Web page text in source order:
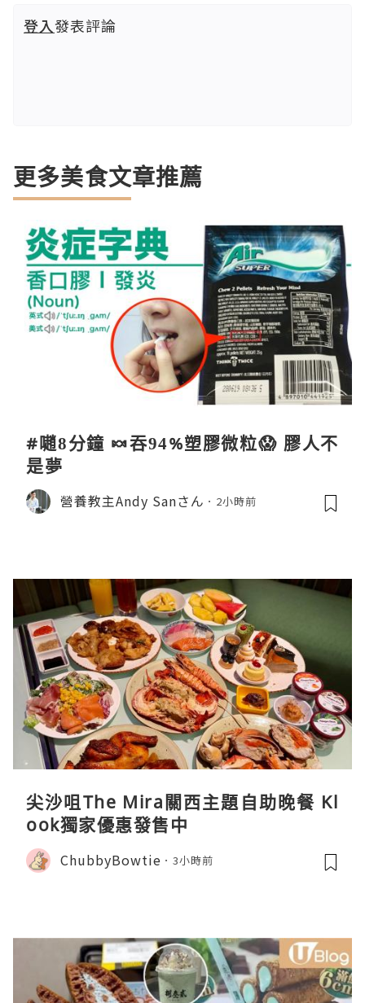
登入發表評論
更多美食文章推薦
#𡁻8分鐘 🍬吞94%塑膠微粒😱 膠人不
是夢
營養教主Andy Sanさん 2小時前
尖沙咀The Mira關西主題自助晚餐 Kl
ook獨家優惠發售中
ChubbyBowtie 3小時前